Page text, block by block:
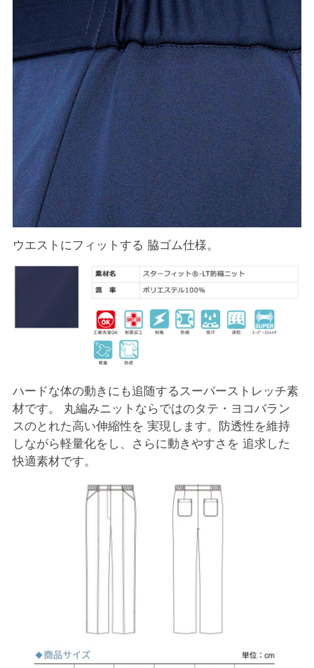
ウエストにフィットする 脇ゴム仕様。
ハードな体の動きにも追随するスーパーストレッチ素
材です。 丸編みニットならではのタテ・ヨコバラン
スのとれた高い伸縮性を 実現します。防透性を維持
しながら軽量化をし、さらに動きやすさを 追求した
快適素材です。